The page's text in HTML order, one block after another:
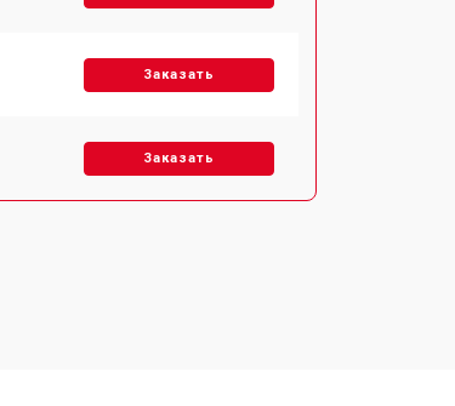
Заказать
Заказать